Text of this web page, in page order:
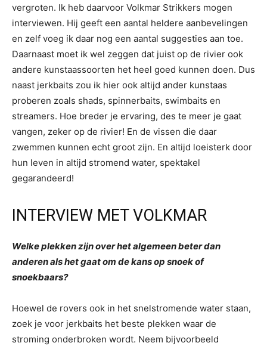
vergroten. Ik heb daarvoor Volkmar Strikkers mogen
interviewen. Hij geeft een aantal heldere aanbevelingen
en zelf voeg ik daar nog een aantal suggesties aan toe.
Daarnaast moet ik wel zeggen dat juist op de rivier ook
andere kunstaassoorten het heel goed kunnen doen. Dus
naast jerkbaits zou ik hier ook altijd ander kunstaas
proberen zoals shads, spinnerbaits, swimbaits en
streamers. Hoe breder je ervaring, des te meer je gaat
vangen, zeker op de rivier! En de vissen die daar
zwemmen kunnen echt groot zijn. En altijd loeisterk door
hun leven in altijd stromend water, spektakel
gegarandeerd!
INTERVIEW MET VOLKMAR
Welke plekken zijn over het algemeen beter dan
anderen als het gaat om de kans op snoek of
snoekbaars?
Hoewel de rovers ook in het snelstromende water staan,
zoek je voor jerkbaits het beste plekken waar de
stroming onderbroken wordt. Neem bijvoorbeeld